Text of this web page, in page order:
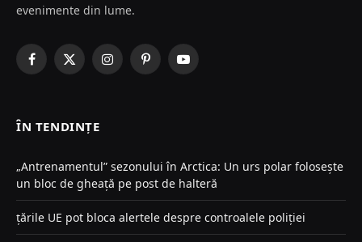
evenimente din lume.
Facebook
X
InstagramPinterestYouTube
ÎN TENDINȚE
„Antrenamentul” sezonului în Arctica: Un urs polar folosește
un bloc de gheață pe post de halteră
țările UE pot bloca alertele despre controalele poliției